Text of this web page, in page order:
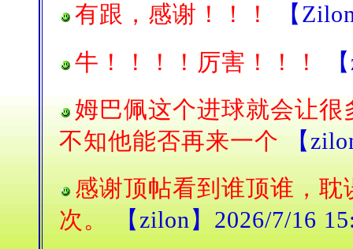
有跟，感谢！！！
【
牛！！！！厉害！！！
姆巴佩这个进球就会让
不知他能否再来一个
【
感谢顶帖看到谁顶谁，
次。
【zilon】2026/7/16